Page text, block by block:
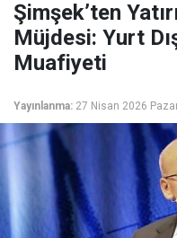
Şimşek’ten
Müjdesi: Yurt
Muafiyeti
Yayınlanma: 27 Nisan 2026